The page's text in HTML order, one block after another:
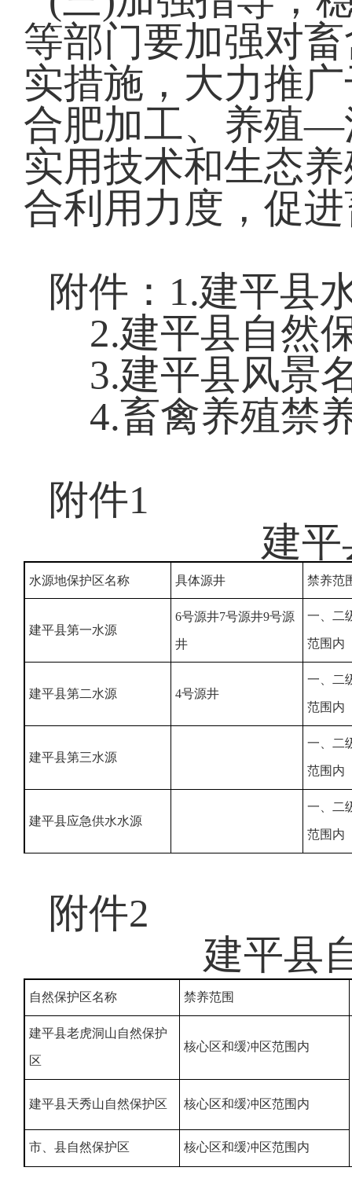
等部门要加强对
实措施，大力推
合肥加工、养殖
实用技术和生态
合利用力度，促
附件：1.建平县
2.建平县自然
3.建平县风景
4.畜禽养殖禁
附件1
建
水源地保护区名称 具体源井 禁养范
建平县第一水源
6号源井7号源井9号源
井
一、二
范围内
建平县第二水源 4号源井
一、二
范围内
建平县第三水源
一、二
范围内
建平县应急供水水源
一、二
范围内
附件2
建平县
自然保护区名称 禁养范围
建平县老虎洞山自然保护
区
核心区和缓冲区范围内
建平县天秀山自然保护区 核心区和缓冲区范围内
市、县自然保护区 核心区和缓冲区范围内